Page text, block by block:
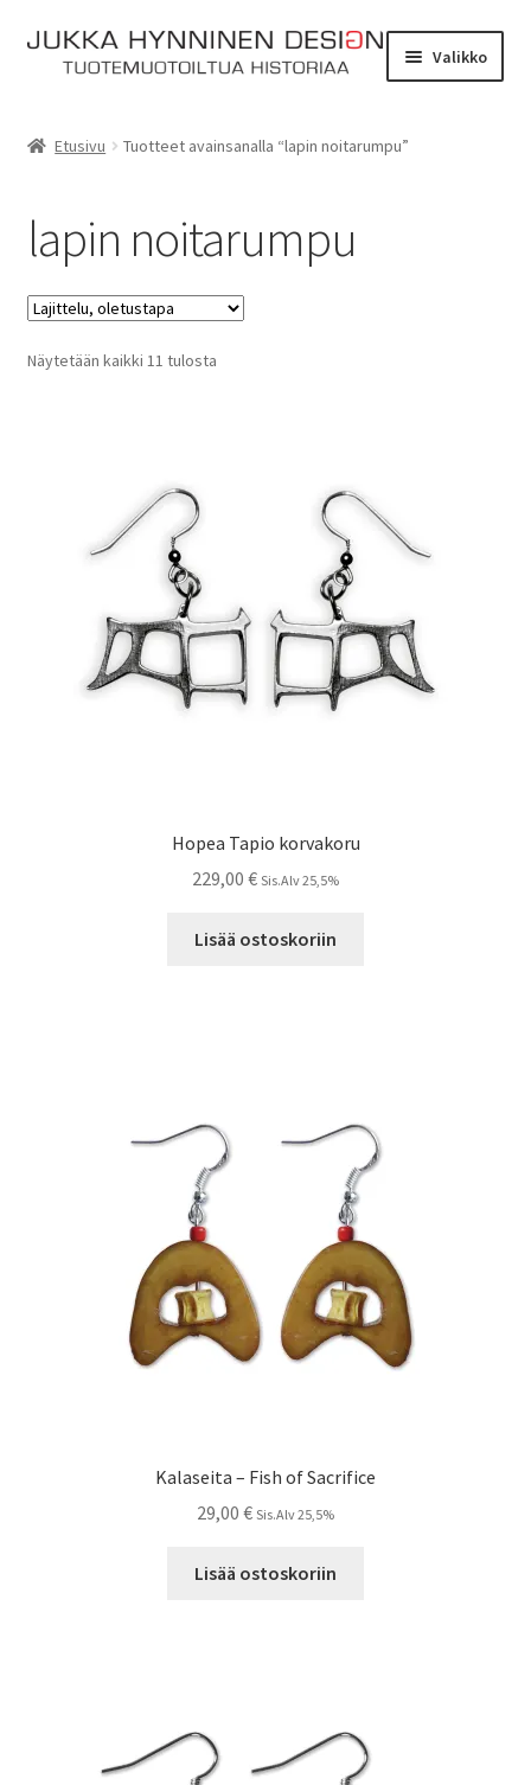
Siirry
navigointiin
Siirry
sisältöön
Valikko
Yhteydenotto
Myymälä
Verkkokauppa
Etusivu Tuotteet avainsanalla “lapin noitarumpu”
lapin noitarumpu
Näytetään kaikki 11 tulosta
Hopea Tapio korvakoru
229,00 € Sis.Alv 25,5%
Lisää ostoskoriin
Kalaseita – Fish of Sacrifice
29,00 € Sis.Alv 25,5%
Lisää ostoskoriin